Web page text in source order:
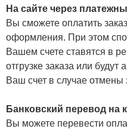
На сайте через
Вы сможете оплатить
оформления. При этом
Вашем счете ставятся в
отгрузке заказа или
Ваш счет в случае отмены
Банковский перевод на
Вы можете перевести